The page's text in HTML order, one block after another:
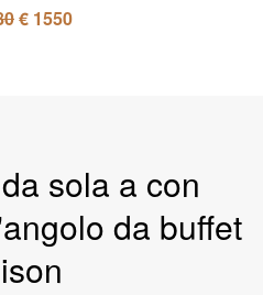
€ 1550
sola a con
da buffet